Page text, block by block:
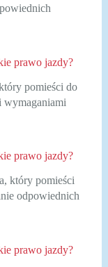
prawo jazdy?
pomieści do
wymaganiami
prawo jazdy?
który pomieści
odpowiednich
prawo jazdy?